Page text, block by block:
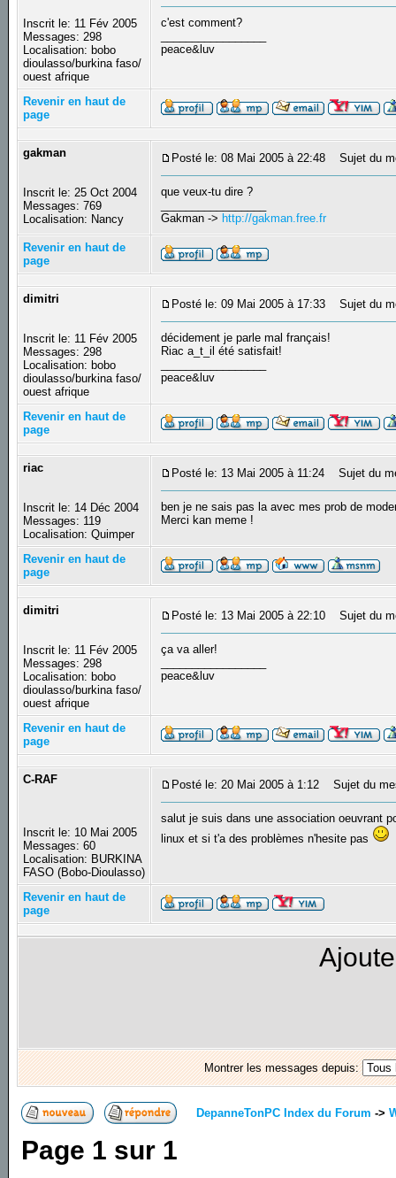
Inscrit le: 11 Fév 2005
Messages: 298
Localisation: bobo
dioulasso/burkina faso/
ouest afrique
c'est comment?
peace&luv
Revenir en haut de
page
gakman
Inscrit le: 25 Oct 2004
Messages: 769
Localisation: Nancy
Posté le: 08 Mai 2005 à 22:48 Sujet du
que veux-tu dire ?
Gakman -> http://gakman.free.fr
Revenir en haut de
page
dimitri
Inscrit le: 11 Fév 2005
Messages: 298
Localisation: bobo
dioulasso/burkina faso/
ouest afrique
Posté le: 09 Mai 2005 à 17:33 Sujet du
décidement je parle mal français!
Riac a_t_il été satisfait!
peace&luv
Revenir en haut de
page
riac
Inscrit le: 14 Déc 2004
Messages: 119
Localisation: Quimper
Posté le: 13 Mai 2005 à 11:24 Sujet du
ben je ne sais pas la avec mes prob de
Merci kan meme !
Revenir en haut de
page
dimitri
Inscrit le: 11 Fév 2005
Messages: 298
Localisation: bobo
dioulasso/burkina faso/
ouest afrique
Posté le: 13 Mai 2005 à 22:10 Sujet du
ça va aller!
peace&luv
Revenir en haut de
page
C-RAF
Inscrit le: 10 Mai 2005
Messages: 60
Localisation: BURKINA
FASO (Bobo-Dioulasso)
Posté le: 20 Mai 2005 à 1:12 Sujet du
salut je suis dans une association oeuvrant
linux et si t'a des problèmes n'hesite pas
Revenir en haut de
page
Montrer les messages depuis:
DepanneTonPC Index du Forum ->
Page 1 sur 1